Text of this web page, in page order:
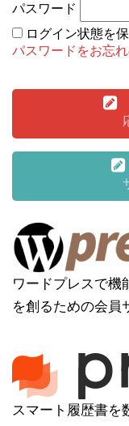
パスワード
ログイン状態を
パスワードをお忘
ワードプレスで機
を創るための会員
スマート履歴書を